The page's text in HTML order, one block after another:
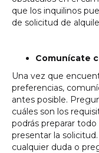
que los inquilinos
de solicitud de
Comunícate
Una vez que
preferencias,
antes posible.
cuáles son los
podrás preparar
presentar la
cualquier duda o